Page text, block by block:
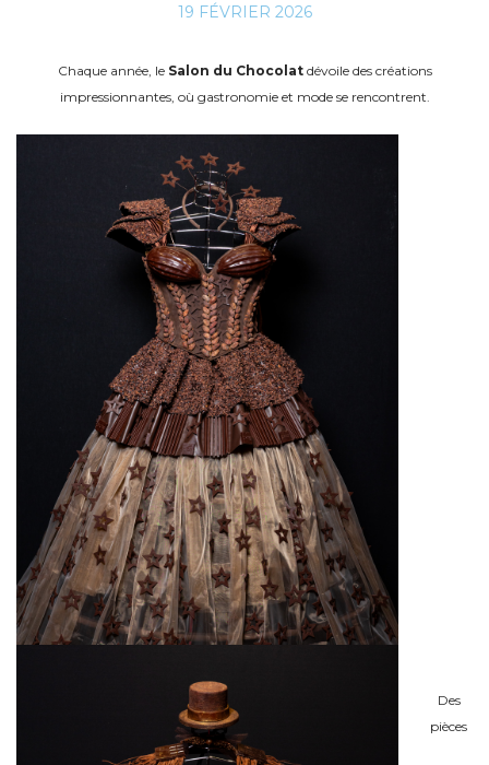
POSTED
19 FÉVRIER 2026
Chaque année, le Salon du Chocolatdévoile des créations
impressionnantes, où gastronomie et mode se rencontrent.
Des
pièces